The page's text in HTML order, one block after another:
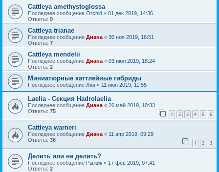
Cattleya amethystoglossa
Последнее сообщение Orchid « 01 дек 2019, 14:36
Ответы: 9
Cattleya trianae
Последнее сообщение Диана« 30 ноя 2019, 16:51
Ответы: 7
Cattleya mendelii
Последнее сообщение Диана« 03 июл 2019, 18:24
Ответы: 2
Миниатюрные каттлейные гибриды
Последнее сообщение Лия « 11 июн 2019, 11:55
Laelia - Секция Hadrolaelia
Последнее сообщение Диана« 26 май 2019, 10:33
Ответы: 75 1 2 3 4 5 6
Cattleya warneri
Последнее сообщение Диана « 11 апр 2019, 09:29
Ответы: 36 1 2 3
Делить или не делить?
Последнее сообщение Рыжик « 17 фев 2019, 07:41
Ответы: 2